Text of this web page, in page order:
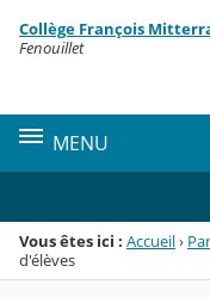
Menu de la rubrique
Contenu
Collège François
Fenouillet
MENU
Vous êtes ici : Accueil›
d'élèves